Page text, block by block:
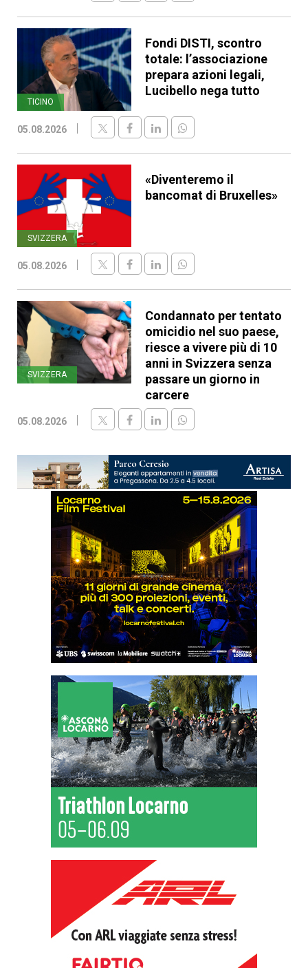
TICINO
Fondi DISTI, scontro
totale: l’associazione
prepara azioni legali,
Lucibello nega tutto
05.08.2026
SVIZZERA
«Diventeremo il
bancomat di Bruxelles»
05.08.2026
SVIZZERA
Condannato per tentato
omicidio nel suo paese,
riesce a vivere più di 10
anni in Svizzera senza
passare un giorno in
carcere
05.08.2026